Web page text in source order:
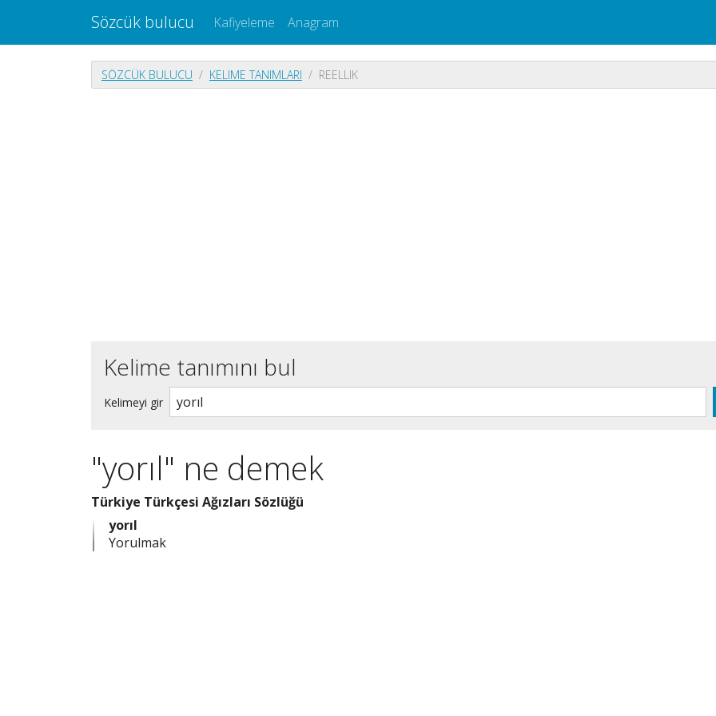
Sözcük bulucu Kafiyeleme Anagram
SÖZCÜK BULUCU KELIME TANIMLARI REELLIK
Kelime tanımını bul
Kelimeyi gir
"yorıl" ne demek
Türkiye Türkçesi Ağızları Sözlüğü
yorıl
Yorulmak